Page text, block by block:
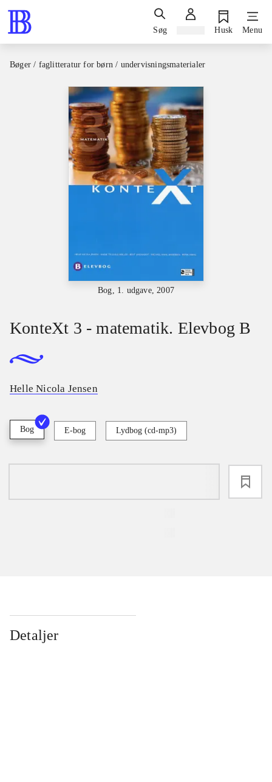
Søg Husk Menu
Bøger / faglitteratur for børn / undervisningsmaterialer
Bog, 1. udgave, 2007
KonteXt 3 - matematik. Elevbog B
Helle Nicola Jensen
Bog E-bog Lydbog (cd-mp3)
Detaljer